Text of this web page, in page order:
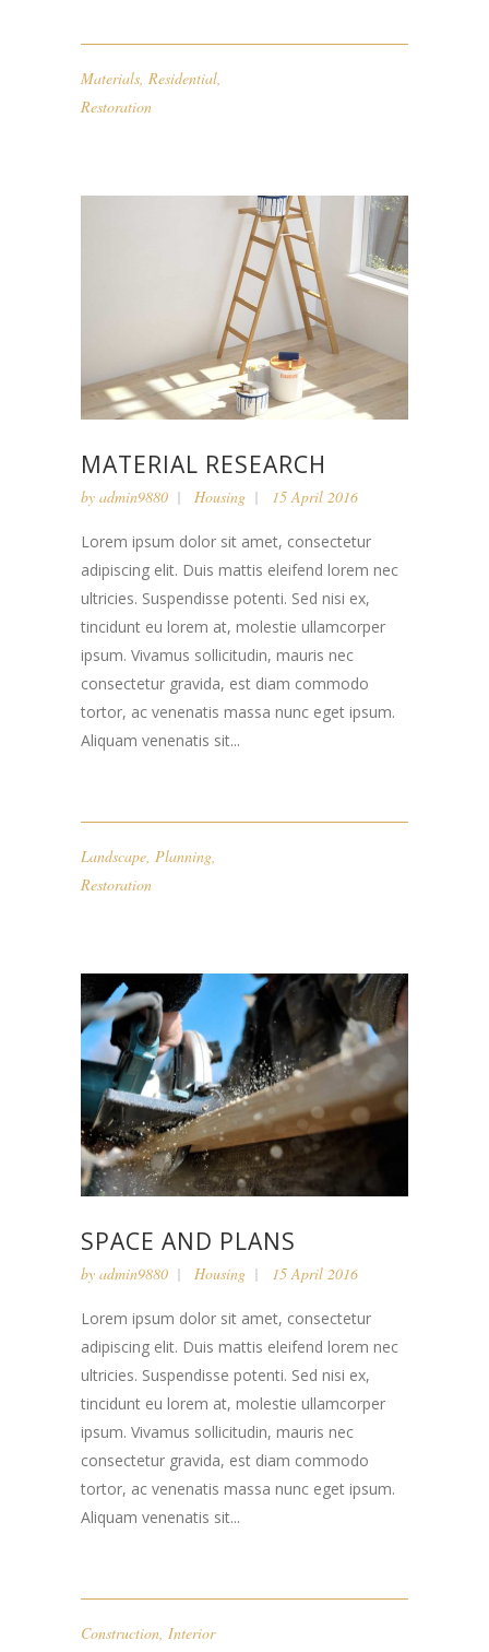
Materials, Residential,
Restoration
MATERIAL RESEARCH
by admin9880 Housing 15 April 2016
Lorem ipsum dolor sit amet, consectetur
adipiscing elit. Duis mattis eleifend lorem nec
ultricies. Suspendisse potenti. Sed nisi ex,
tincidunt eu lorem at, molestie ullamcorper
ipsum. Vivamus sollicitudin, mauris nec
consectetur gravida, est diam commodo
tortor, ac venenatis massa nunc eget ipsum.
Aliquam venenatis sit...
Landscape, Planning,
Restoration
SPACE AND PLANS
by admin9880 Housing 15 April 2016
Lorem ipsum dolor sit amet, consectetur
adipiscing elit. Duis mattis eleifend lorem nec
ultricies. Suspendisse potenti. Sed nisi ex,
tincidunt eu lorem at, molestie ullamcorper
ipsum. Vivamus sollicitudin, mauris nec
consectetur gravida, est diam commodo
tortor, ac venenatis massa nunc eget ipsum.
Aliquam venenatis sit...
Construction, Interior